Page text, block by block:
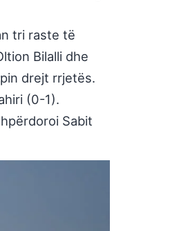
tri raste të
Bilalli dhe
drejt rrjetës.
(0-1).
Sabit